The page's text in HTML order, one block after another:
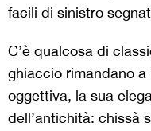
facili di sinistro
C’è qualcosa di
ghiaccio rimandano
oggettiva, la sua
dell’antichità: chissà